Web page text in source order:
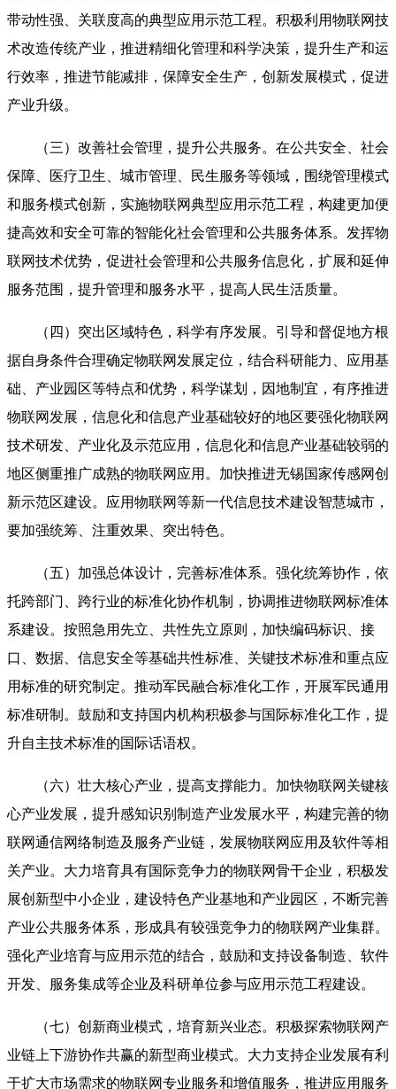
带动性强、关联度高的典型应用示范工程。积极利用物联网技
术改造传统产业，推进精细化管理和科学决策，提升生产和运
行效率，推进节能减排，保障安全生产，创新发展模式，促进
产业升级。
（三）改善社会管理，提升公共服务。在公共安全、社会
保障、医疗卫生、城市管理、民生服务等领域，围绕管理模式
和服务模式创新，实施物联网典型应用示范工程，构建更加便
捷高效和安全可靠的智能化社会管理和公共服务体系。发挥物
联网技术优势，促进社会管理和公共服务信息化，扩展和延伸
服务范围，提升管理和服务水平，提高人民生活质量。
（四）突出区域特色，科学有序发展。引导和督促地方根
据自身条件合理确定物联网发展定位，结合科研能力、应用基
础、产业园区等特点和优势，科学谋划，因地制宜，有序推进
物联网发展，信息化和信息产业基础较好的地区要强化物联网
技术研发、产业化及示范应用，信息化和信息产业基础较弱的
地区侧重推广成熟的物联网应用。加快推进无锡国家传感网创
新示范区建设。应用物联网等新一代信息技术建设智慧城市，
要加强统筹、注重效果、突出特色。
（五）加强总体设计，完善标准体系。强化统筹协作，依
托跨部门、跨行业的标准化协作机制，协调推进物联网标准体
系建设。按照急用先立、共性先立原则，加快编码标识、接
口、数据、信息安全等基础共性标准、关键技术标准和重点应
用标准的研究制定。推动军民融合标准化工作，开展军民通用
标准研制。鼓励和支持国内机构积极参与国际标准化工作，提
升自主技术标准的国际话语权。
（六）壮大核心产业，提高支撑能力。加快物联网关键核
心产业发展，提升感知识别制造产业发展水平，构建完善的物
联网通信网络制造及服务产业链，发展物联网应用及软件等相
关产业。大力培育具有国际竞争力的物联网骨干企业，积极发
展创新型中小企业，建设特色产业基地和产业园区，不断完善
产业公共服务体系，形成具有较强竞争力的物联网产业集群。
强化产业培育与应用示范的结合，鼓励和支持设备制造、软件
开发、服务集成等企业及科研单位参与应用示范工程建设。
（七）创新商业模式，培育新兴业态。积极探索物联网产
业链上下游协作共赢的新型商业模式。大力支持企业发展有利
于扩大市场需求的物联网专业服务和增值服务，推进应用服务